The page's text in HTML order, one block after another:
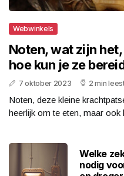
Webwinkels
Noten, wat zijn
hoe kun je ze
7 oktober 2023 2 min
Noten, deze kleine
heerlijk om te eten, maar ook
Welke
nodig